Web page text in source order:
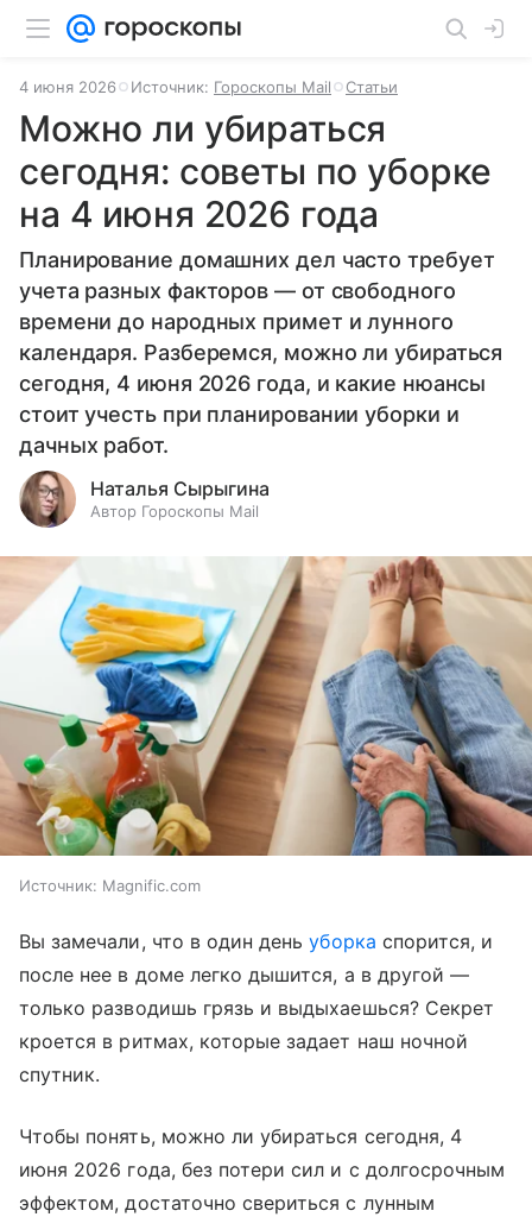
4 июня 2026 Источник: Гороскопы Mail Статьи
Можно ли убираться
сегодня: советы по уборке
на 4 июня 2026 года
Планирование домашних дел часто требует
учета разных факторов — от свободного
времени до народных примет и лунного
календаря. Разберемся, можно ли убираться
сегодня, 4 июня 2026 года, и какие нюансы
стоит учесть при планировании уборки и
дачных работ.
Наталья Сырыгина
Автор Гороскопы Mail
Источник: Magnific.com
Вы замечали, что в один деньуборка спорится, и
после нее в доме легко дышится, а в другой —
только разводишь грязь и выдыхаешься? Секрет
кроется в ритмах, которые задает наш ночной
спутник.
Чтобы понять, можно ли убираться сегодня, 4
июня 2026 года, без потери сил и с долгосрочным
эффектом, достаточно свериться с лунным